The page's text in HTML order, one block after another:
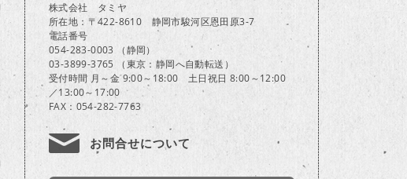
株式会社 タミヤ
所在地：〒422-8610 静岡市駿河区恩田原3-7
電話番号
054-283-0003 （静岡）
03-3899-3765 （東京：静岡へ自動転送）
受付時間 月～金 9:00～18:00 土日祝日 8:00～12:00
／13:00～17:00
FAX：054-282-7763
お問合せについて